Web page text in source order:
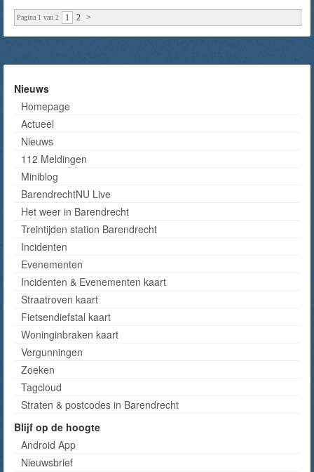
Pagina 1 van 2 1 2 >
Nieuws
Homepage
Actueel
Nieuws
112 Meldingen
Miniblog
BarendrechtNU Live
Het weer in Barendrecht
Treintijden station Barendrecht
Incidenten
Evenementen
Incidenten & Evenementen kaart
Straatroven kaart
Fietsendiefstal kaart
Woninginbraken kaart
Vergunningen
Zoeken
Tagcloud
Straten & postcodes in Barendrecht
Blijf op de hoogte
Android App
Nieuwsbrief